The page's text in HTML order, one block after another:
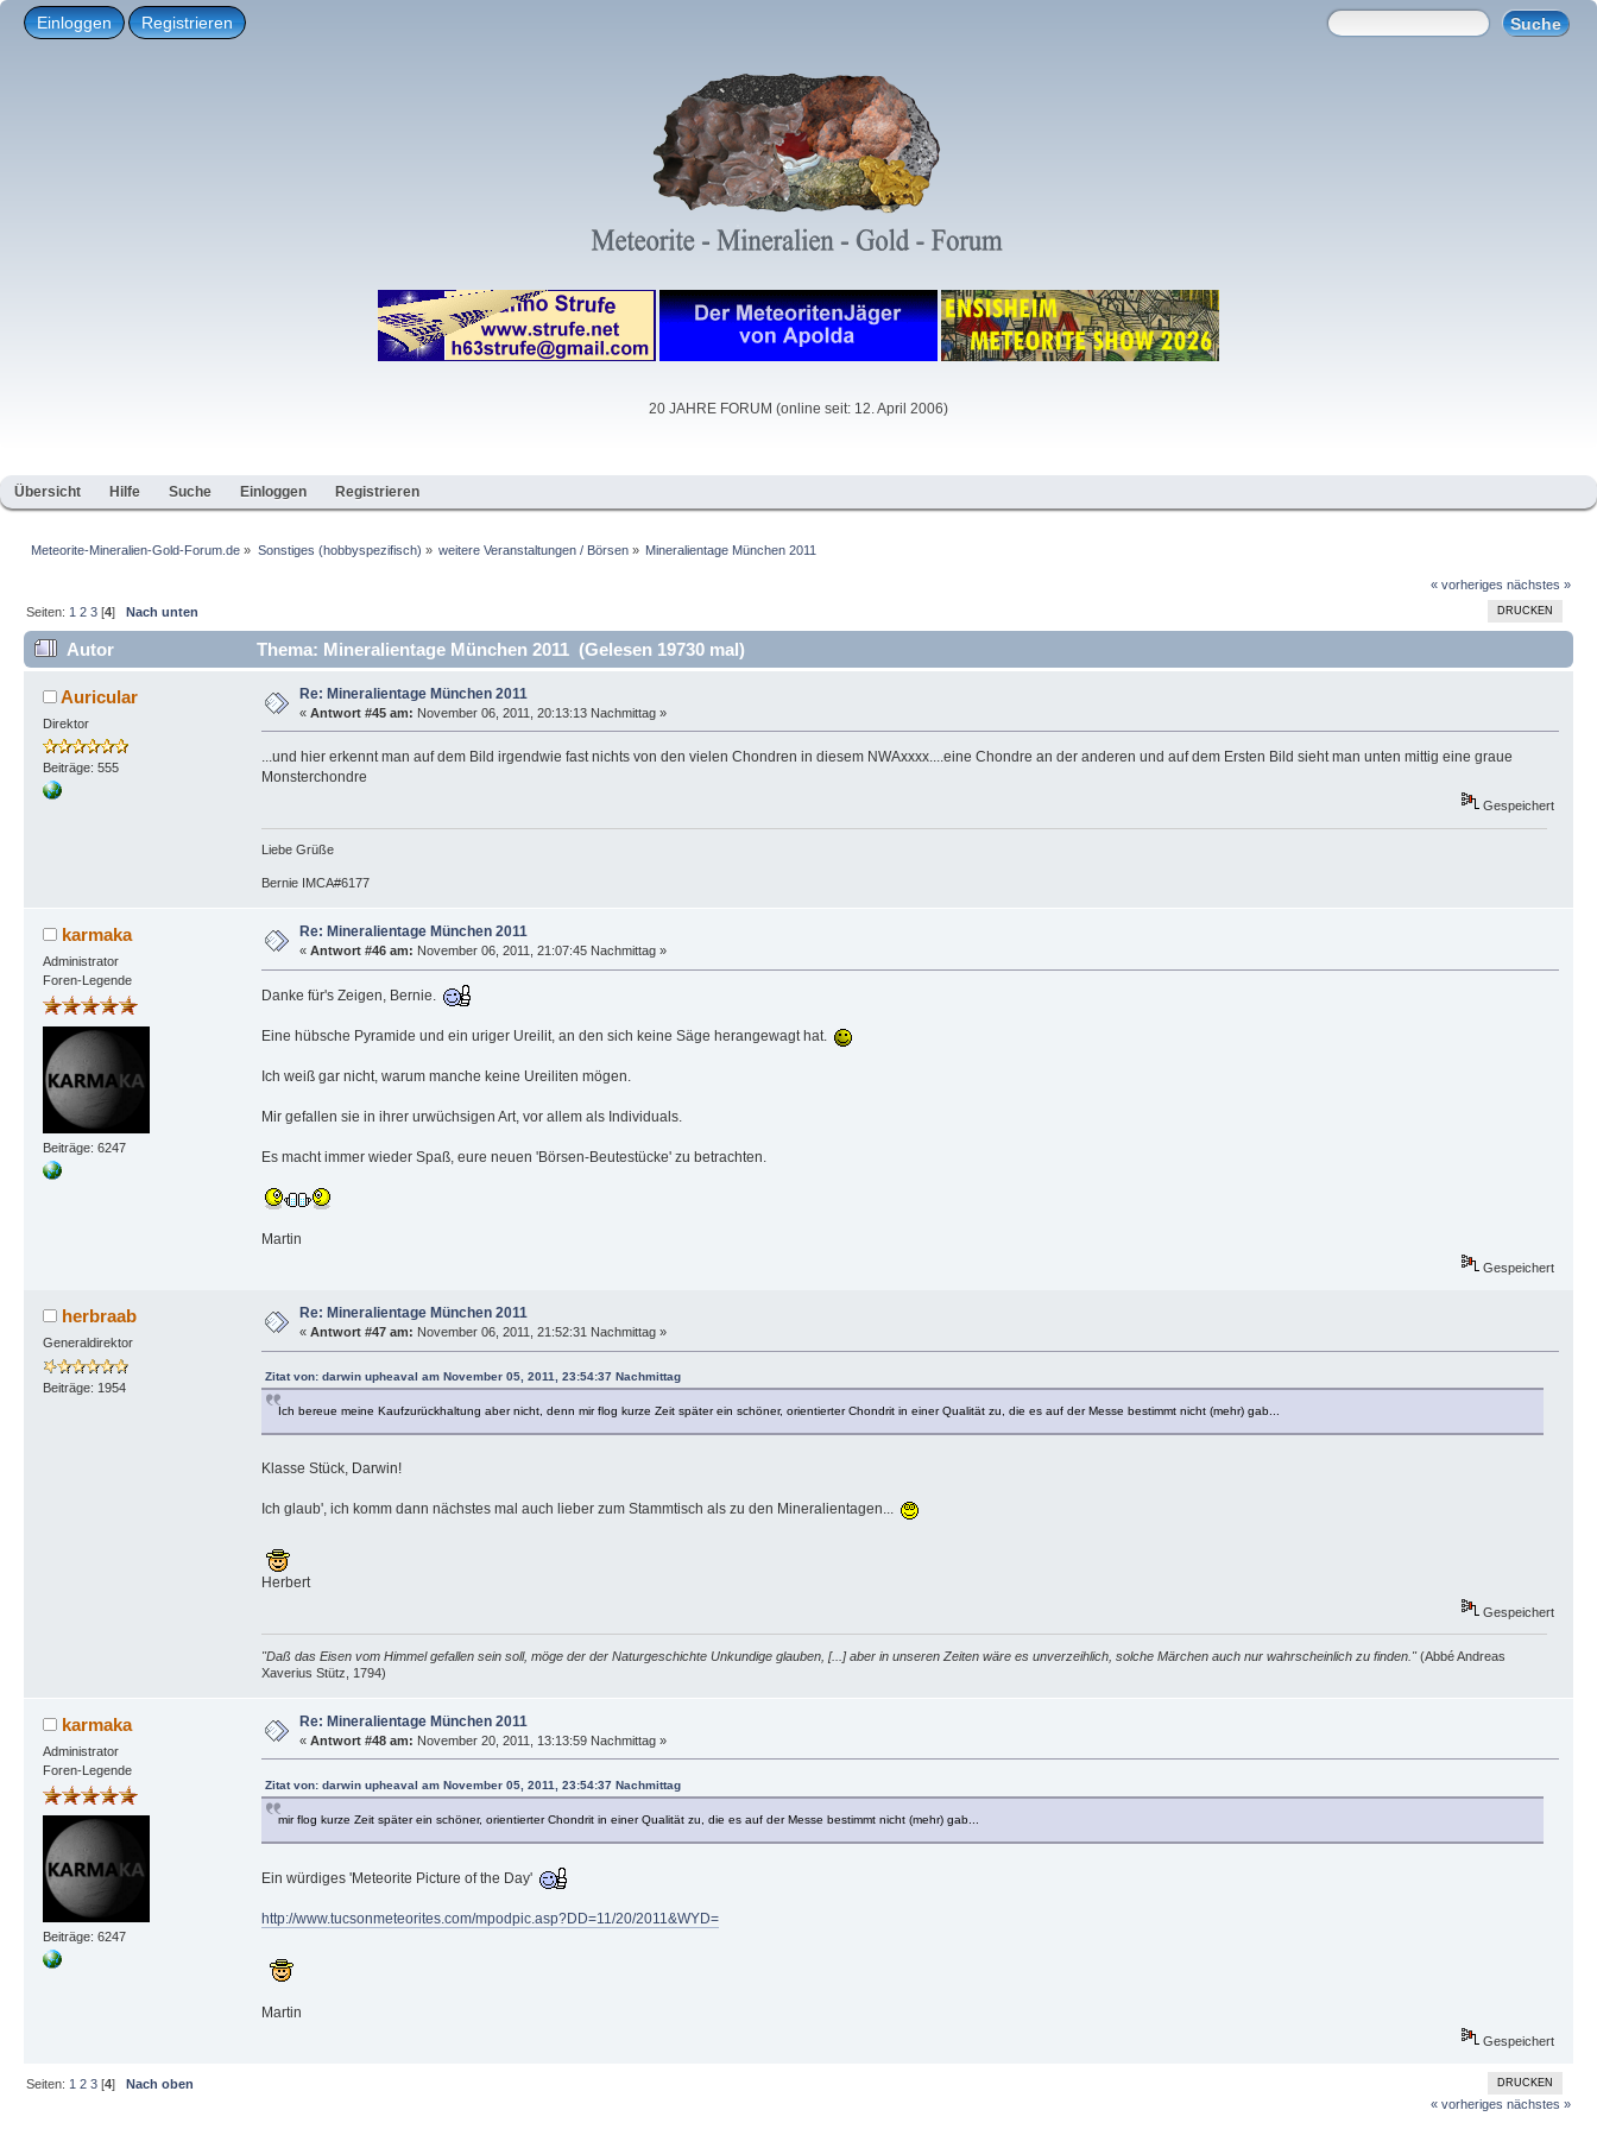
Einloggen Registrieren
20 JAHRE FORUM (online seit: 12. April 2006)
Übersicht Hilfe Suche Einloggen Registrieren
Meteorite-Mineralien-Gold-Forum.de » Sonstiges (hobbyspezifisch) » weitere Veranstaltungen / Börsen» Mineralientage München 2011
« vorheriges nächstes »
DRUCKEN
Seiten: 1 2 3 [4]Nach unten
Autor Thema: Mineralientage München 2011 (Gelesen 19730 mal)
Auricular
Direktor
Beiträge: 555
Re: Mineralientage München 2011
« Antwort #45 am: November 06, 2011, 20:13:13 Nachmittag »
...und hier erkennt man auf dem Bild irgendwie fast nichts von den vielen Chondren in diesem NWAxxxx....eine Chondre an der anderen und auf dem Ersten Bild sieht man unten mittig eine graue
Monsterchondre
Gespeichert
Liebe Grüße
Bernie IMCA#6177
karmaka
Administrator
Foren-Legende
Beiträge: 6247
Re: Mineralientage München 2011
« Antwort #46 am: November 06, 2011, 21:07:45 Nachmittag »
Danke für's Zeigen, Bernie.
Eine hübsche Pyramide und ein uriger Ureilit, an den sich keine Säge herangewagt hat.
Ich weiß gar nicht, warum manche keine Ureiliten mögen.
Mir gefallen sie in ihrer urwüchsigen Art, vor allem als Individuals.
Es macht immer wieder Spaß, eure neuen 'Börsen-Beutestücke' zu betrachten.
Martin
Gespeichert
herbraab
Generaldirektor
Beiträge: 1954
Re: Mineralientage München 2011
« Antwort #47 am: November 06, 2011, 21:52:31 Nachmittag »
Zitat von: darwin upheaval am November 05, 2011, 23:54:37 Nachmittag
Ich bereue meine Kaufzurückhaltung aber nicht, denn mir flog kurze Zeit später ein schöner, orientierter Chondrit in einer Qualität zu, die es auf der Messe bestimmt nicht (mehr) gab...
Klasse Stück, Darwin!
Ich glaub', ich komm dann nächstes mal auch lieber zum Stammtisch als zu den Mineralientagen...
Herbert
Gespeichert
"Daß das Eisen vom Himmel gefallen sein soll, möge der der Naturgeschichte Unkundige glauben, [...] aber in unseren Zeiten wäre es unverzeihlich, solche Märchen auch nur wahrscheinlich zu finden."(Abbé Andreas
Xaverius Stütz, 1794)
karmaka
Administrator
Foren-Legende
Beiträge: 6247
Re: Mineralientage München 2011
« Antwort #48 am: November 20, 2011, 13:13:59 Nachmittag »
Zitat von: darwin upheaval am November 05, 2011, 23:54:37 Nachmittag
mir flog kurze Zeit später ein schöner, orientierter Chondrit in einer Qualität zu, die es auf der Messe bestimmt nicht (mehr) gab...
Ein würdiges 'Meteorite Picture of the Day'
http://www.tucsonmeteorites.com/mpodpic.asp?DD=11/20/2011&WYD=
Martin
Gespeichert
DRUCKEN
Seiten: 1 2 3 [4]Nach oben
« vorheriges nächstes »